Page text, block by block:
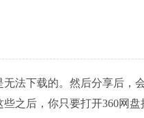
法下载的。然后分享后，
之后，你只要打开360网